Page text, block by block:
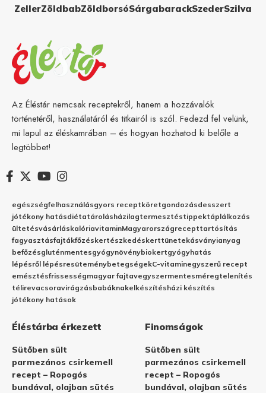
ZellerZöldbabZöldborsóSárgabarackSzederSzilva
Az Éléstár nemcsak receptekről, hanem a hozzávalók
történetéről, használatáról és titkairól is szól. Fedezd fel velünk,
mi lapul az éléskamrában – és hogyan hozhatod ki belőle a
legtöbbet!
egészségfelhasználásgyors receptköretgondozásdesszert
jótékony hatásdiétatárolásházilagtermesztéstippektáplálkozás
ültetésvásárláskalóriavitaminMagyarországrecepttartósítás
fagyasztásfajtákfőzéskertészkedéskerttünetekásványianyag
befőzésgluténmentesgyógynövénybiokertgyógyhatás
lépésről lépésresüteménybetegségekC-vitaminegyszerű recept
emésztésfrissességmagyar fajtavegyszermentesméregtelenítés
télirevacsoravirágzásbabáknakelkészítésházi készítés
jótékony hatások
Éléstárba érkezett
Sütőben sült
parmezános csirkemell
recept – Ropogós
bundával, olajban sütés
Finomságok
Sütőben sült
parmezános csirkemell
recept – Ropogós
bundával, olajban sütés